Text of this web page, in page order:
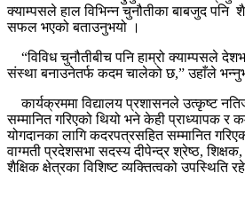
क्याम्पसले हाल विभिन्न चुनौतीका बाबजुद पनि
सफल भएको बताउनुभयो ।
“विविध चुनौतीबीच पनि हाम्रो क्याम्पसले
संस्था बनाउनेतर्फ कदम चालेको छ,” उहाँले
कार्यक्रममा विद्यालय प्रशासनले उत्कृष्ट
सम्मानित गरिएको थियो भने केही प्राध्यापक र
योगदानका लागि कदरपत्रसहित सम्मानित
वाग्मती प्रदेशसभा सदस्य दीपेन्द्र श्रेष्ठ, शिक्षक,
शैक्षिक क्षेत्रका विशिष्ट व्यक्तित्वको उपस्थिति